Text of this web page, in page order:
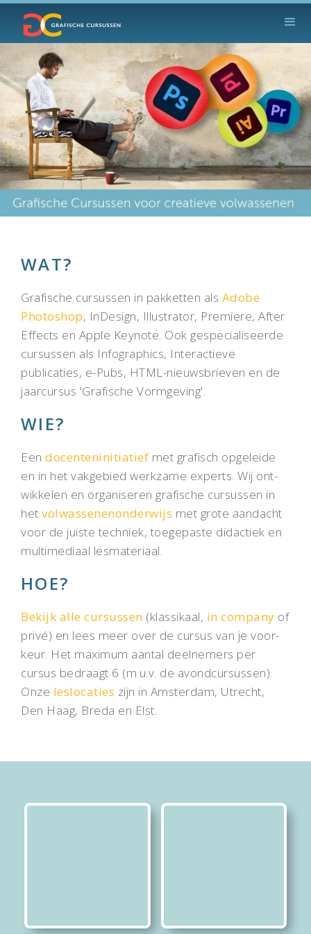
WAT?
Grafische cursussen in pakketten als Adobe
Photoshop, InDesign, Illustrator, Premiere, After
Effects en Apple Keynote. Ook gespeci­aliseerde
cursussen als Info­graphics, Inter­actieve
publicaties, e-Pubs, HTML-nieuws­brieven en de
jaarcursus 'Grafische Vorm­geving'.
WIE?
Een docenteninitiatief met grafisch opge­leide
en in het vak­gebied werk­zame experts. Wij ont­
wik­­ke­len en organiseren grafi­sche cur­sus­­sen in
het volwas­senen­onderwijs met grote aan­­dacht
voor de juiste techniek, toe­­ge­­paste didac­­tiek en
multi­­medi­aal les­mate­riaal.
HOE?
Bekijk alle cursussen (klassi­kaal, in com­pany of
privé) en lees meer over de cursus van je voor­
keur. Het maxi­mum aantal deel­nemers per
cursus be­draagt 6 (m.u.v. de avond­cursus­sen).
Onze les­locaties zijn in Amster­dam, Utrecht,
Den Haag, Breda en Elst.